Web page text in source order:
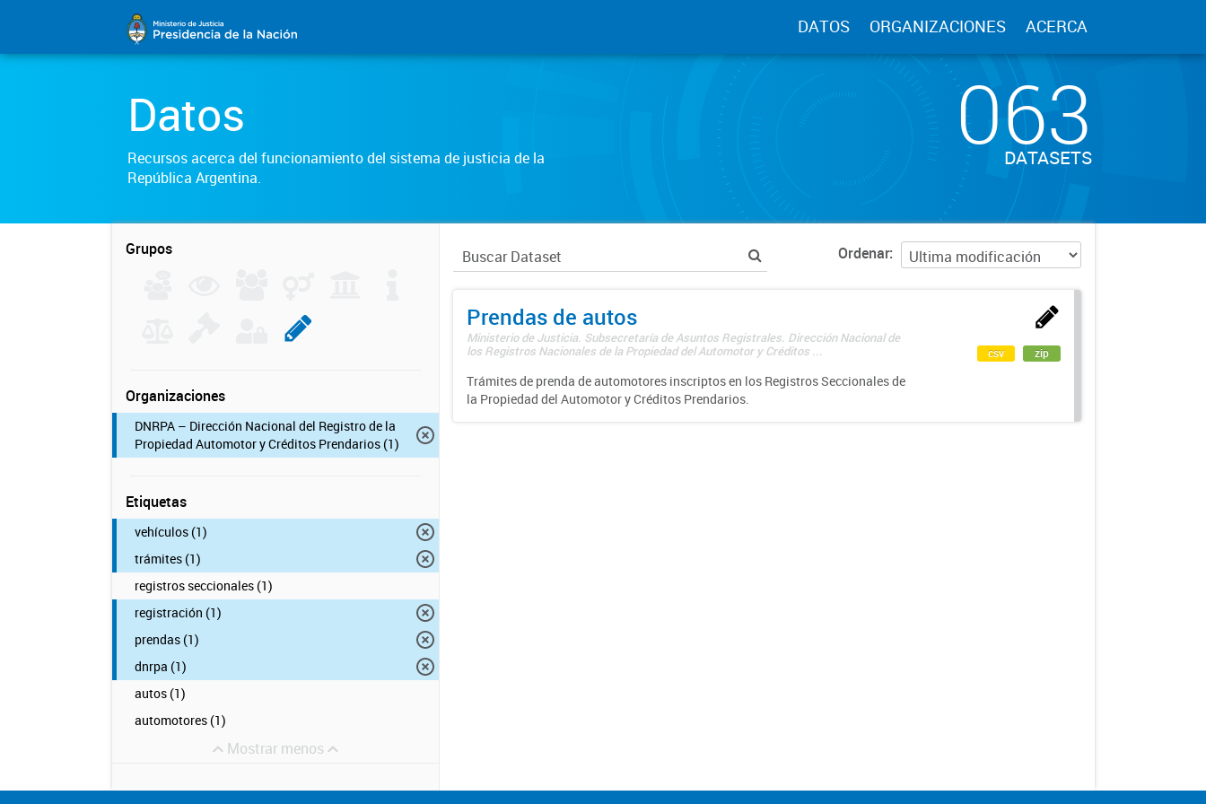
DATOS ORGANIZACIONES ACERCA
Datos
Recursos acerca del funcionamiento del sistema de justicia de la
República Argentina.
063
DATASETS
Grupos
Organizaciones
DNRPA – Dirección Nacional del Registro de la
Propiedad Automotor y Créditos Prendarios (1)
Etiquetas
vehículos (1)
trámites (1)
registros seccionales (1)
registración (1)
prendas (1)
dnrpa (1)
autos (1)
automotores (1)
Mostrar menos
Ordenar
Prendas de autos
Ministerio de Justicia. Subsecretaría de Asuntos Registrales. Dirección Nacional de
los Registros Nacionales de la Propiedad del Automotor y Créditos ...
Trámites de prenda de automotores inscriptos en los Registros Seccionales de
la Propiedad del Automotor y Créditos Prendarios.
csv zip